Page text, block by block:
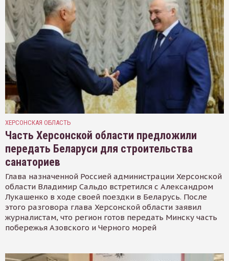
ХЕРСОНСКАЯ ОБЛАСТЬ
Часть Херсонской области предложили
передать Беларуси для строительства
санаториев
Глава назначенной Россией администрации Херсонской
области Владимир Сальдо встретился с Александром
Лукашенко в ходе своей поездки в Беларусь. После
этого разговора глава Херсонской области заявил
журналистам, что регион готов передать Минску часть
побережья Азовского и Черного морей